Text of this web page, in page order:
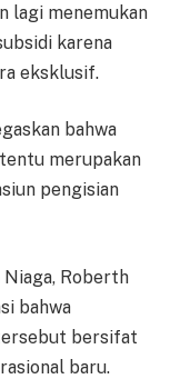
lagi menemukan
karena
eksklusif.
bahwa
merupakan
pengisian
Roberth
bahwa
bersifat
baru.